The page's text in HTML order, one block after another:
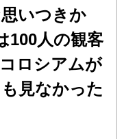
いつきか
100人の観客
ロシアムが
見なかった